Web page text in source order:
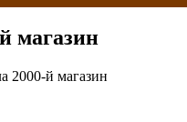
магазин
2000-й магазин